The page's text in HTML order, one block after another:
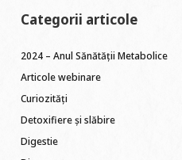
Categorii articole
2024 – Anul Sănătății Metabolice
Articole webinare
Curiozități
Detoxifiere și slăbire
Digestie